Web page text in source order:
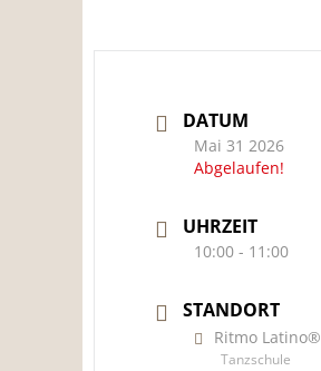
DATUM
Mai 31 2026
Abgelaufen!
UHRZEIT
10:00 - 11:00
STANDORT
Ritmo Latino®
Tanzschule